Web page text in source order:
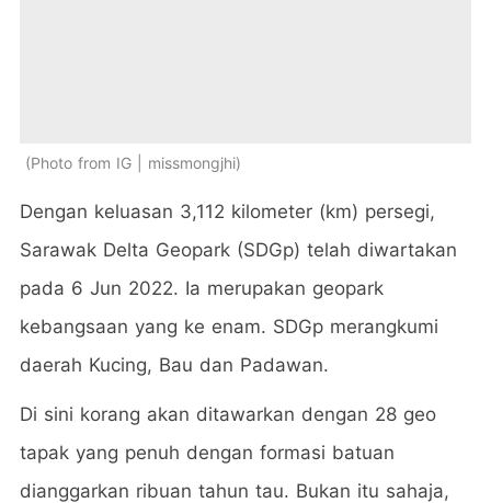
Photo from IG | missmongjhi
Dengan keluasan 3,112 kilometer (km) persegi,
Sarawak Delta Geopark (SDGp) telah diwartakan
pada 6 Jun 2022. Ia merupakan geopark
kebangsaan yang ke enam. SDGp merangkumi
daerah Kucing, Bau dan Padawan.
Di sini korang akan ditawarkan dengan 28 geo
tapak yang penuh dengan formasi batuan
dianggarkan ribuan tahun tau. Bukan itu sahaja,